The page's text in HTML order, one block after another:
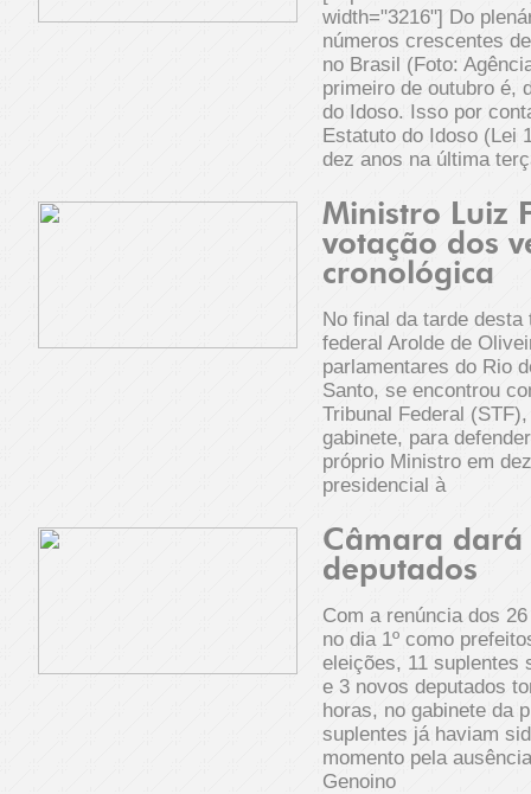
width="3216"] Do
números crescentes
no Brasil (Foto:
primeiro de outubro é,
do Idoso. Isso por
Estatuto do Idoso (Lei
dez anos na última
Ministro Luiz
votação dos
cronológica
No final da tarde
federal Arolde de
parlamentares do Rio
Santo, se encontrou
Tribunal Federal
gabinete, para
próprio Ministro em
presidencial à
Câmara dará
deputados
Com a renúncia dos
no dia 1º como
eleições, 11 suplentes
e 3 novos deputados
horas, no gabinete da
suplentes já haviam
momento pela
Genoino